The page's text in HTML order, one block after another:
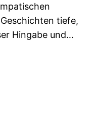
tiefe,
Hingabe und…